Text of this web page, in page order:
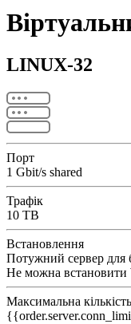
LINUX-32
Порт
1 Gbit/s shared
Трафік
10 TB
Встановлення
Потужний сервер для
Не можна встановити
Максимальна